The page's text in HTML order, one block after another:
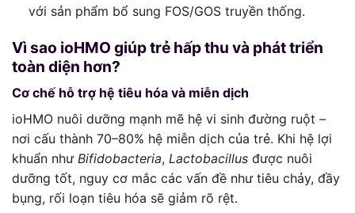
với sản phẩm bổ sung FOS/GOS truyền thống.
Vì sao ioHMO giúp trẻ hấp thu và phát triển
toàn diện hơn?
Cơ chế hỗ trợ hệ tiêu hóa và miễn dịch
ioHMO nuôi dưỡng mạnh mẽ hệ vi sinh đường ruột –
nơi cấu thành 70–80% hệ miễn dịch của trẻ. Khi hệ lợi
khuẩn như Bifidobacteria, Lactobacillus được nuôi
dưỡng tốt, nguy cơ mắc các vấn đề như tiêu chảy, đầy
bụng, rối loạn tiêu hóa sẽ giảm rõ rệt.